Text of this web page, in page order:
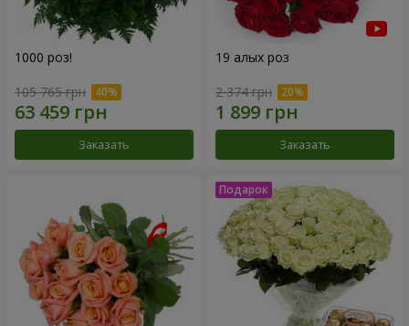
1000 роз!
105 765 грн
Заказать
19 алых роз
2 374 грн
Заказать